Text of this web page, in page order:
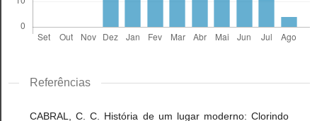
Referências
CABRAL, C. C. História de um lugar moderno: Clorindo